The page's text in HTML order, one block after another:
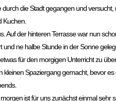
die Stadt gegangen und
Kuchen.
Auf der hinteren Terrasse war nun
ne halbe Stunde in der Sonne
für den morgigen Unterricht zu
kleinen Spaziergang gemacht, bevor
ist für uns zunächst einmal sehr